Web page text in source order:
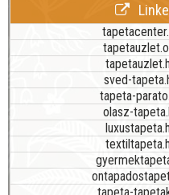
sved-
tapeta-
olasz-
tapeta-